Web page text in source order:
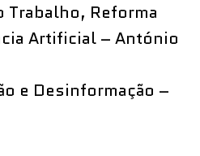
Trabalho, Reforma
Artificial – António
e Desinformação –